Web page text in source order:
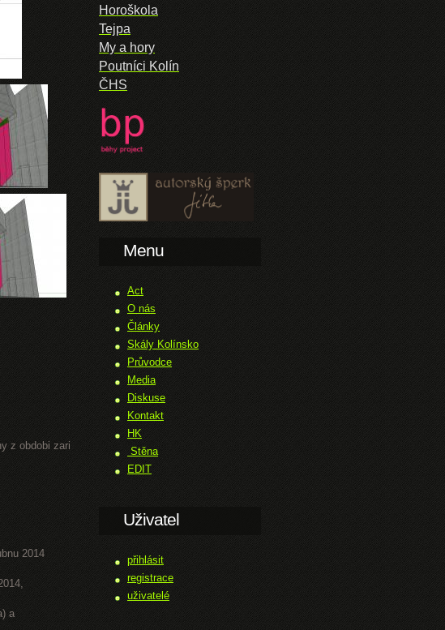
z obdobi zari
2014
a
Horoškola
Tejpa
My a hory
Poutníci Kolín
ČHS
Menu
Act
O nás
Články
Skály Kolínsko
Průvodce
Media
Diskuse
Kontakt
HK
Stěna
EDIT
Uživatel
přihlásit
registrace
uživatelé